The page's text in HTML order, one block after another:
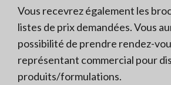
Vous recevrez également les
listes de prix demandées. Vous
possibilité de prendre rendez-
représentant commercial pour
produits/formulations.